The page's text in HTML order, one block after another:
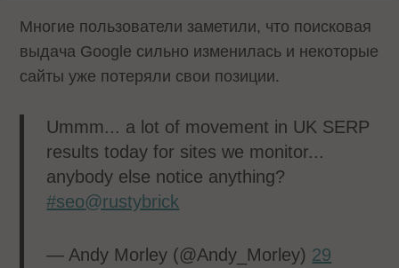
Многие пользователи заметили, что поисковая
выдача Google сильно изменилась и некоторые
сайты уже потеряли свои позиции.
Ummm... a lot of movement in UK SERP
results today for sites we monitor...
anybody else notice anything?
#seo@rustybrick
— Andy Morley (@Andy_Morley) 29